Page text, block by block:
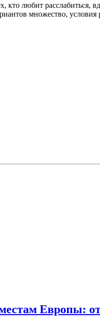
кто любит расслабиться,
множество,
Европы: